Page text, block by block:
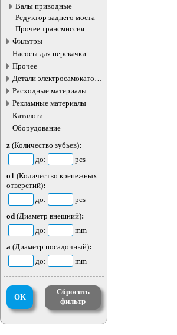
Валы приводные
Редуктор заднего моста
Прочее трансмиссия
Фильтры
Насосы для перекачки
жидкостей
Прочее
Детали электросамокатов и
электротранспорта
Расходные материалы
Рекламные материалы
Каталоги
Оборудование
z (Количество зубьев):
до:
pcs
o1 (Количество крепежных
отверстий):
до:
pcs
od (Диаметр внешний):
до:
mm
a (Диаметр посадочный):
до:
mm
OK
Сбросить
фильтр